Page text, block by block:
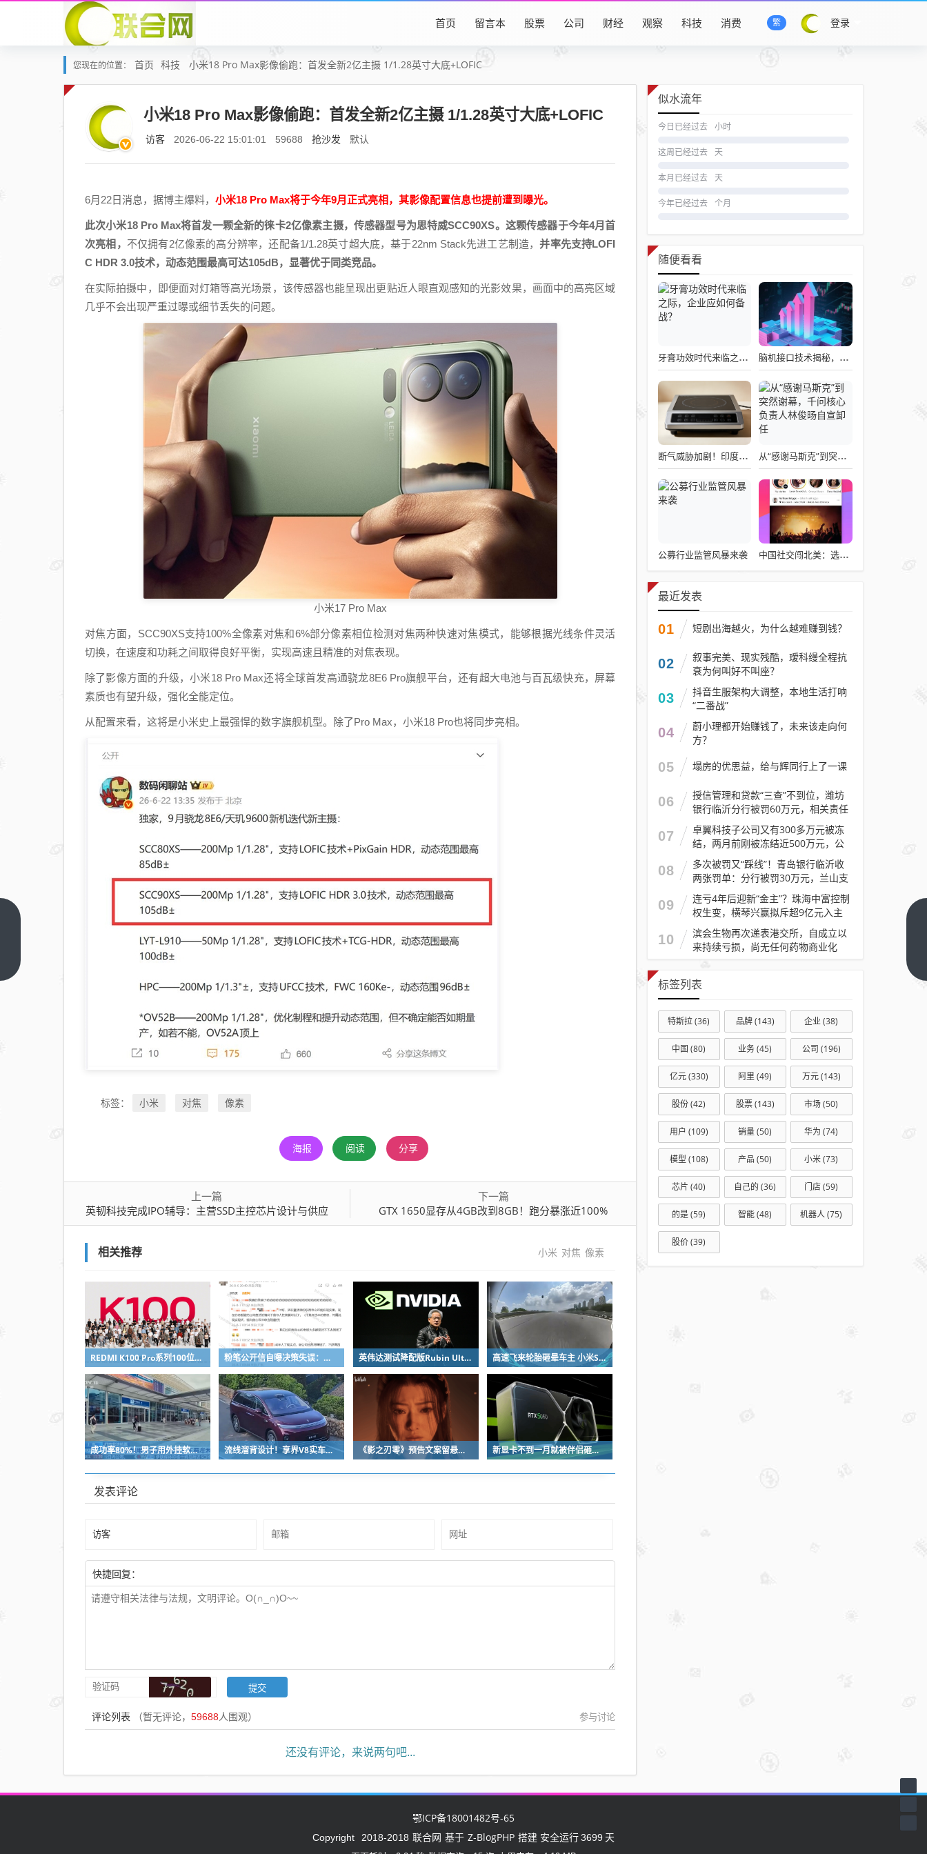
登录
繁
首页 留言本 股票 公司 财经 观察 科技 消费
您现在的位置： 首页 科技 小米18 Pro Max影像偷跑：首发全新2亿主摄 1/1.28英寸大底+LOFIC
小米18 Pro Max影像偷跑：首发全新2亿主摄 1/1.28英寸大底+LOFIC
访客 2026-06-22 15:01:01 59688 抢沙发 默认
6月22日消息，据博主爆料， 小米18 Pro Max将于今年9月正式亮相，其影像配置信息也提前遭到曝光。
此次小米18 Pro Max将首发一颗全新的徕卡2亿像素主摄，传感器型号为思特威SCC90XS。这颗传感器于今年4月首
次亮相， 不仅拥有2亿像素的高分辨率，还配备1/1.28英寸超大底，基于22nm Stack先进工艺制造，并率先支持LOFI
C HDR 3.0技术，动态范围最高可达105dB，显著优于同类竞品。
在实际拍摄中，即便面对灯箱等高光场景，该传感器也能呈现出更贴近人眼直观感知的光影效果，画面中的高亮区域
几乎不会出现严重过曝或细节丢失的问题。
小米17 Pro Max
对焦方面，SCC90XS支持100%全像素对焦和6%部分像素相位检测对焦两种快速对焦模式，能够根据光线条件灵活
切换，在速度和功耗之间取得良好平衡，实现高速且精准的对焦表现。
除了影像方面的升级，小米18 Pro Max还将全球首发高通骁龙8E6 Pro旗舰平台，还有超大电池与百瓦级快充，屏幕
素质也有望升级，强化全能定位。
从配置来看，这将是小米史上最强悍的数字旗舰机型。除了Pro Max，小米18 Pro也将同步亮相。
标签： 小米 对焦 像素
海报 阅读 分享
上一篇
英韧科技完成IPO辅导：主营SSD主控芯片设计与供应
下一篇
GTX 1650显存从4GB改到8GB！跑分暴涨近100%
相关推荐 小米 对焦 像素
REDMI K100 Pro系列100位工程师代表亮相：设计、工程K90原班人马操刀 粉笔公开信自曝决策失误：承认鸡贼 蹭热度 舍不得成本想多收钱 英伟达测试降配版Rubin Ultra GPU：HBM短缺下芯片厂商如何破局 高速飞来轮胎砸晕车主 小米SU7自动断电呼叫120 全程半小时救回一命
成功率80%！男子用外挂软件抢12306火车票：牟利2万多被判刑 流线溜背设计！享界V8实车亮相：增程版最大续航339km 《影之刃零》预告文案留悬念 玩家：要反向跳票 新显卡不到一月就被伴侣砸烂：小哥哀叹如此脆弱
发表评论
快捷回复：
评论列表 （暂无评论， 59688人围观） 参与讨论
还没有评论，来说两句吧...
似水流年
今日已经过去 小时
这周已经过去 天
本月已经过去 天
今年已经过去 个月
随便看看
牙膏功效时代来临之际，企业应如何备战？ 脑机接口技术揭秘，引领读心术革命的领跑者大盘点
断气威胁加剧！印度民众疯抢电磁炉 制造商将从中国空运部件 从“感谢马斯克”到突然谢幕，千问核心负责人林俊旸自宣卸任
公募行业监管风暴来袭 中国社交闯北美：选择远大于努力
最近发表
01 短剧出海越火，为什么越难赚到钱？
02
叙事完美、现实残酷，瑷科缦全程抗
衰为何叫好不叫座？
03
抖音生服架构大调整，本地生活打响
“二番战”
04
蔚小理都开始赚钱了，未来该走向何
方？
05 塌房的优思益，给与辉同行上了一课
06
授信管理和贷款“三查”不到位，潍坊
银行临沂分行被罚60万元，相关责任
人被警告
07
卓翼科技子公司又有300多万元被冻
结，两月前刚被冻结近500万元，公
司去年预计亏损至少2.1亿元
08
多次被罚又“踩线”！青岛银行临沂收
两张罚单：分行被罚30万元，兰山支
行被罚30万元
09
连亏4年后迎新“金主”？珠海中富控制
权生变，横琴兴赢拟斥超9亿元入主
10
滨会生物再次递表港交所，自成立以
来持续亏损，尚无任何药物商业化
标签列表
特斯拉(36) 品牌(143) 企业(38)
中国 (80) 业务(45) 公司 (196)
亿元(330) 阿里 (49) 万元(143)
股份(42) 股票(143) 市场(50)
用户 (109) 销量(50) 华为 (74)
模型 (108) 产品 (50) 小米(73)
芯片 (40) 自己的 (36) 门店(59)
的是(59) 智能(48) 机器人(75)
股价(39)
鄂ICP备18001482号-65
Copyright 2018-2018 联合网 基于 Z-BlogPHP 搭建 安全运行3699 天